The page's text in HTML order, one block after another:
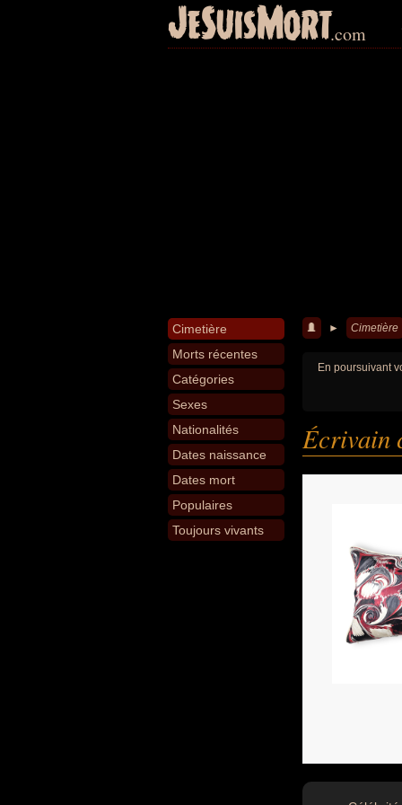
JeSuisMort.com
Cimetière
Morts récentes
Catégories
Sexes
Nationalités
Dates naissance
Dates mort
Populaires
Toujours vivants
► Cimetière
En poursuivant
Écrivain